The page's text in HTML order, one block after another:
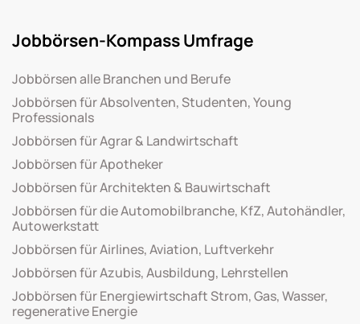
Jobbörsen-Kompass Umfrage
Jobbörsen alle Branchen und Berufe
Jobbörsen für Absolventen, Studenten, Young
Professionals
Jobbörsen für Agrar & Landwirtschaft
Jobbörsen für Apotheker
Jobbörsen für Architekten & Bauwirtschaft
Jobbörsen für die Automobilbranche, KfZ, Autohändler,
Autowerkstatt
Jobbörsen für Airlines, Aviation, Luftverkehr
Jobbörsen für Azubis, Ausbildung, Lehrstellen
Jobbörsen für Energiewirtschaft Strom, Gas, Wasser,
regenerative Energie